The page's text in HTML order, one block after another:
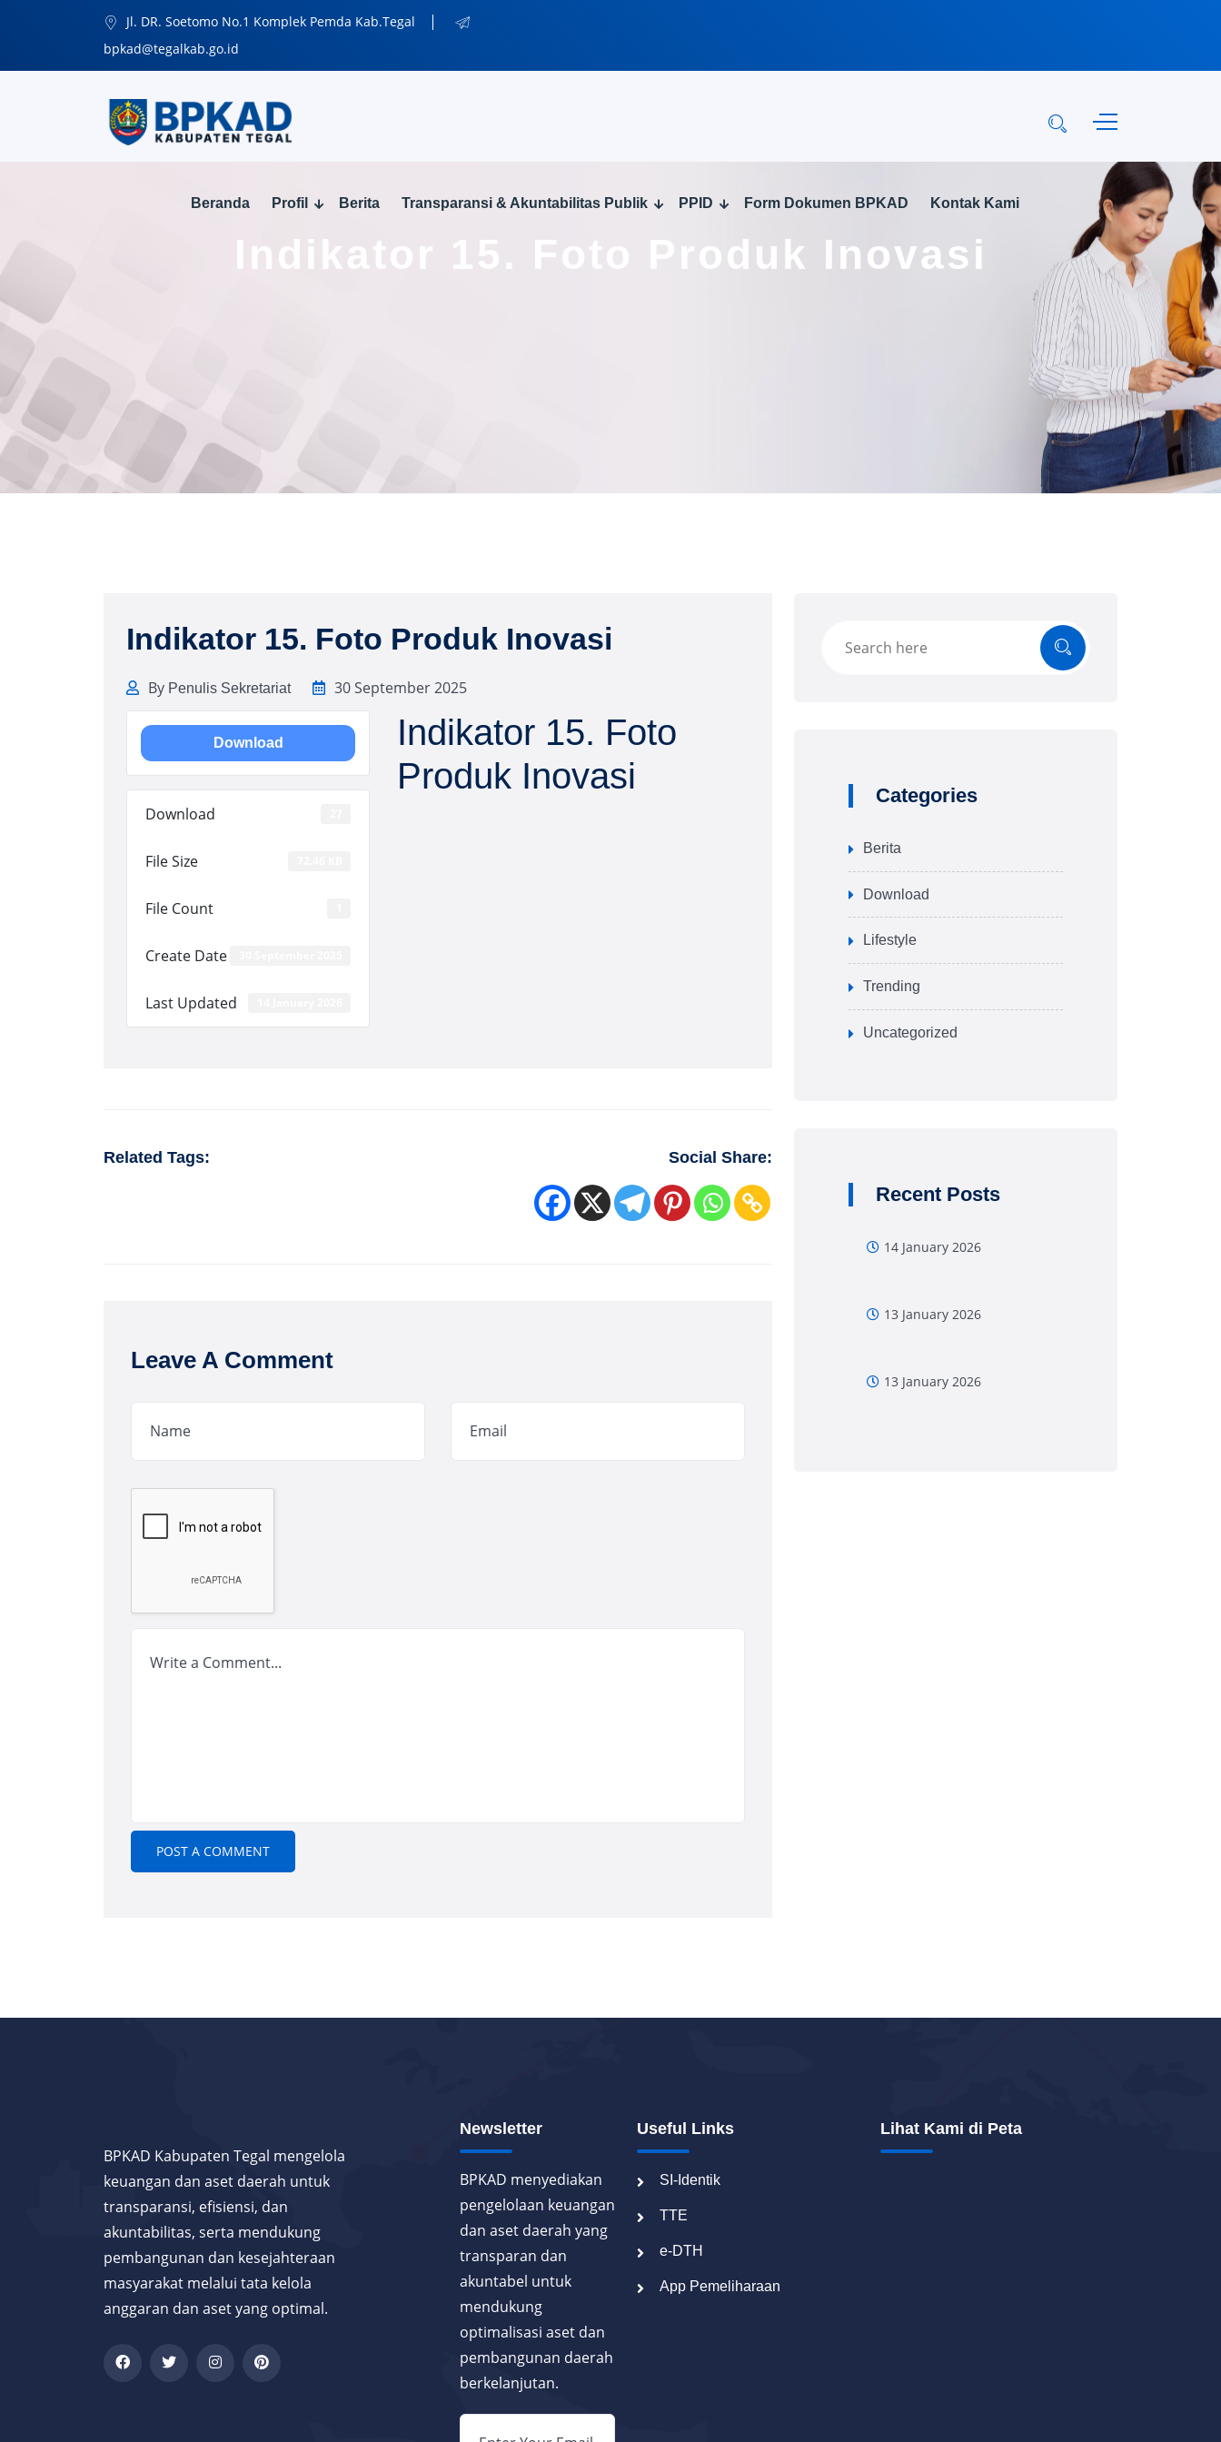
Jl. DR. Soetomo No.1 Komplek Pemda Kab.Tegal
bpkad@tegalkab.go.id
Beranda Profil Berita Transparansi & Akuntabilitas Publik PPID Form Dokumen BPKAD Kontak Kami
Indikator 15. Foto Produk Inovasi
Indikator 15. Foto Produk Inovasi
By Penulis Sekretariat 30 September 2025
Download
Download
File Size
File Count
Create Date
Last Updated
Indikator 15. Foto
Produk Inovasi
Related Tags: Social Share:
Leave A Comment
Categories
Berita
Download
Lifestyle
Trending
Uncategorized
Recent Posts
14 January 2026
13 January 2026
13 January 2026
BPKAD Kabupaten Tegal mengelola
keuangan dan aset daerah untuk
transparansi, efisiensi, dan
akuntabilitas, serta mendukung
pembangunan dan kesejahteraan
masyarakat melalui tata kelola
anggaran dan aset yang optimal.
Newsletter
BPKAD menyediakan
pengelolaan keuangan
dan aset daerah yang
transparan dan
akuntabel untuk
mendukung
optimalisasi aset dan
pembangunan daerah
berkelanjutan.
Useful Links
SI-Identik
TTE
e-DTH
App Pemeliharaan
Lihat Kami di Peta